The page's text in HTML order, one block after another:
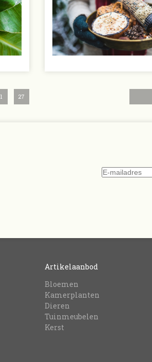
27
Artikelaanbod
Bloemen
Kamerplanten
Dieren
Tuinmeubelen
Kerst